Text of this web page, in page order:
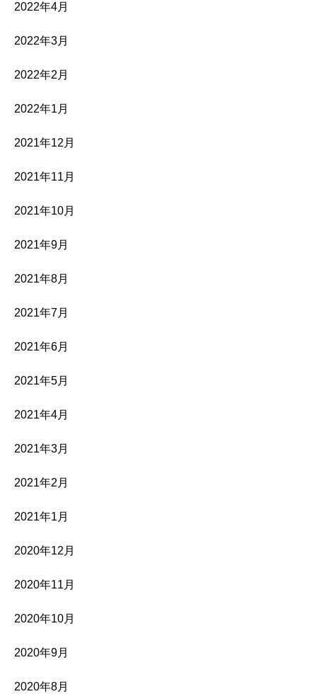
2022年4月
2022年3月
2022年2月
2022年1月
2021年12月
2021年11月
2021年10月
2021年9月
2021年8月
2021年7月
2021年6月
2021年5月
2021年4月
2021年3月
2021年2月
2021年1月
2020年12月
2020年11月
2020年10月
2020年9月
2020年8月